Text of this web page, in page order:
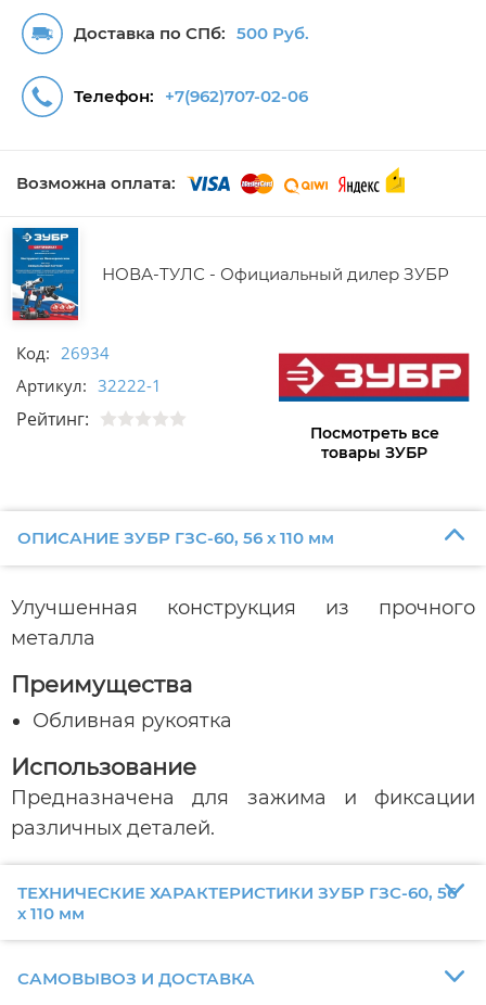
Доставка по СПб: 500 Руб.
Телефон: +7(962)707-02-06
Возможна оплата:
НОВА-ТУЛС - Официальный дилер ЗУБР
Код: 26934
Артикул: 32222-1
Рейтинг:
Посмотреть все
товары ЗУБР
ОПИСАНИЕ ЗУБР ГЗС-60, 56 х 110 мм
Улучшенная конструкция из прочного
металла
Преимущества
Обливная рукоятка
Использование
Предназначена для зажима и фиксации
различных деталей.
ТЕХНИЧЕСКИЕ ХАРАКТЕРИСТИКИ ЗУБР ГЗС-60, 56
х 110 мм
САМОВЫВОЗ И ДОСТАВКА